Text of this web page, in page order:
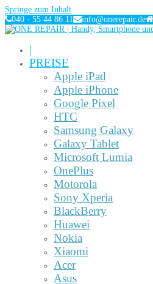
Springe zum Inhalt
040 - 55 44 86 11
info@onerepair.de
|
PREISE
Apple iPad
Apple iPhone
Google Pixel
HTC
Samsung Galaxy
Galaxy Tablet
Microsoft Lumia
OnePlus
Motorola
Sony Xperia
BlackBerry
Huawei
Nokia
Xiaomi
Acer
Asus